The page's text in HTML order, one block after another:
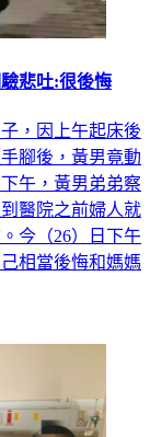
悲吐:很後悔
，因上午起床後
腳後，黃男竟動
午，黃男弟弟察
醫院之前婦人就
今（26）日下午
相當後悔和媽媽